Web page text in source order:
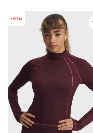
-60%